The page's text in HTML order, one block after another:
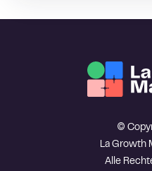
©
La Growth
Alle